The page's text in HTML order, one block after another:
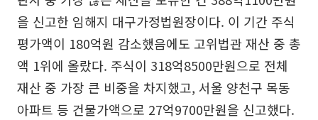
을 신고한 임해지 대구가정법원장이다. 이 기간 주식
평가액이 180억원 감소했음에도 고위법관 재산 중 총
액 1위에 올랐다. 주식이 318억8500만원으로 전체
재산 중 가장 큰 비중을 차지했고, 서울 양천구 목동
아파트 등 건물가액으로 27억9700만원을 신고했다.